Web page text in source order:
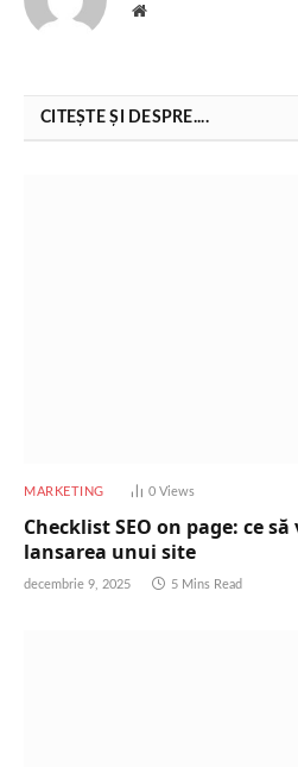
Website
CITEȘTE ȘI DESPRE....
MARKETING 0 Views
Checklist SEO on page: ce
lansarea unui site
decembrie 9, 2025 5 Mins Read